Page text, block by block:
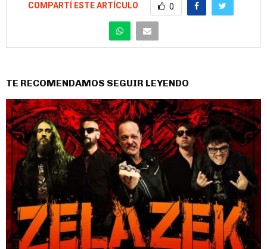
COMPARTÍ ESTE ARTÍCULO 0
TE RECOMENDAMOS SEGUIR LEYENDO